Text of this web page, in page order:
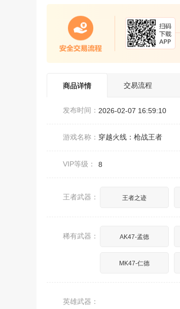
商品详情 交易流程
发布时间： 2026-02-07 16:59:10
游戏名称： 穿越火线：枪战王者
VIP等级： 8
王者武器： 王者之迹
稀有武器： AK47-孟德
MK47-仁德
英雄武器：